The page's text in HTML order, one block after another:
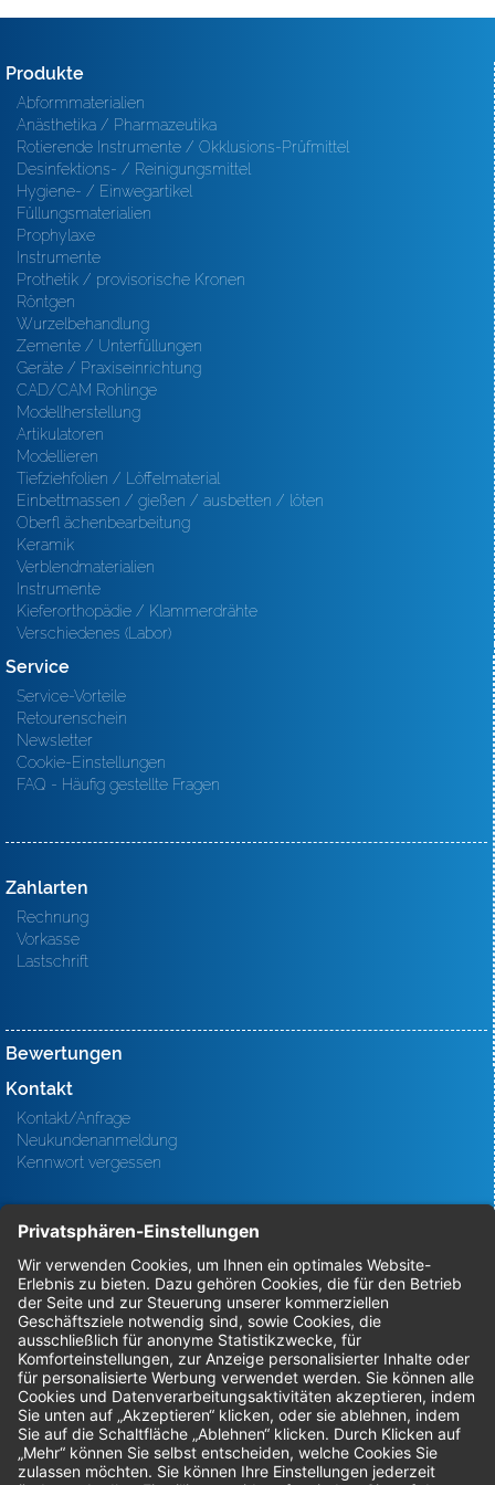
Produkte
Abformmaterialien
Anästhetika / Pharmazeutika
Rotierende Instrumente / Okklusions-Prüfmittel
Desinfektions- / Reinigungsmittel
Hygiene- / Einwegartikel
Füllungsmaterialien
Prophylaxe
Instrumente
Prothetik / provisorische Kronen
Röntgen
Wurzelbehandlung
Zemente / Unterfüllungen
Geräte / Praxiseinrichtung
CAD/CAM Rohlinge
Modellherstellung
Artikulatoren
Modellieren
Tiefziehfolien / Löffelmaterial
Einbettmassen / gießen / ausbetten / löten
Oberfl ächenbearbeitung
Keramik
Verblendmaterialien
Instrumente
Kieferorthopädie / Klammerdrähte
Verschiedenes (Labor)
Service
Service-Vorteile
Retourenschein
Newsletter
Cookie-Einstellungen
FAQ - Häufig gestellte Fragen
Zahlarten
Rechnung
Vorkasse
Lastschrift
Bewertungen
Kontakt
Kontakt/Anfrage
Neukundenanmeldung
Kennwort vergessen
Bestellungen
Sendung verfolgen
Geprüfter Shop